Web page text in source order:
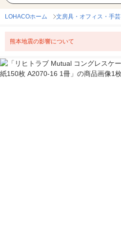
LOHACOホーム 文房具・オフィス・手芸
熊本地震の影響について